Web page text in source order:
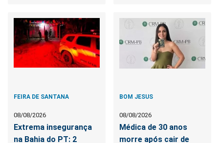
FEIRA DE SANTANA
08/08/2026
Extrema insegurança
na Bahia do PT: 2
BOM JESUS
08/08/2026
Médica de 30 anos
morre após cair de